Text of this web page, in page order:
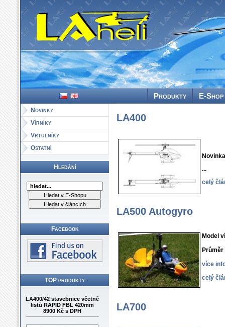
LAheli -
Produkty E-
Novinky
Vírníky
Vrtulníky
Ostatní
Hledání
Facebook
TOP produkty
LA400/42 stavebnice včetně
listů RAPID FBL 420mm
8900 Kč s DPH
LA400
...
celý
LA500 Autogyro
Model
více
celý
LA700